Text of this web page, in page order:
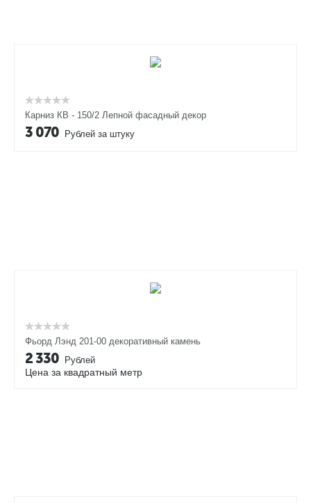
Карниз КВ - 150/2 Лепной фасадный декор
3 070 Рублей за штуку
Фьорд Лэнд 201-00 декоративный камень
2 330 Рублей
Цена за квадратный метр